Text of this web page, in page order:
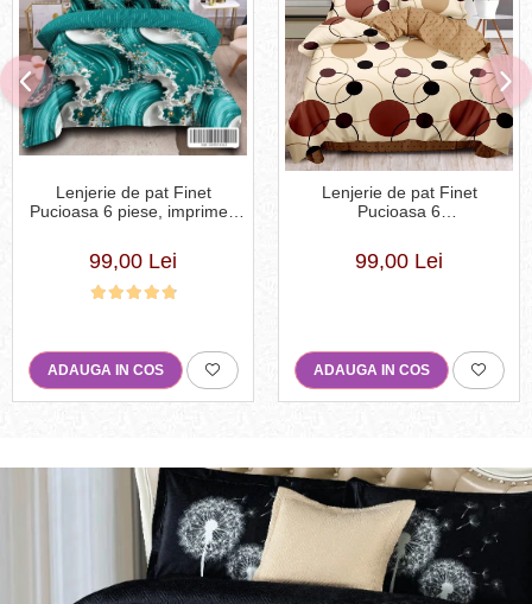
Lenjerie de pat Finet
Pucioasa 6 piese, imprimeu
alb și auriu-R619
99,00 Lei
ADAUGA IN COS
Lenjerie de pat Finet
Pucioasa 6
si buline-R369
99,00 Lei
ADAUGA IN COS